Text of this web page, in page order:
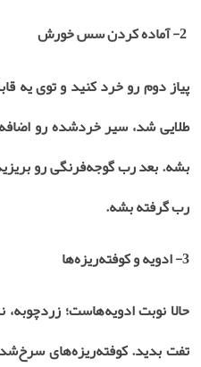
2- آماده کردن سس خورش
پیاز دوم رو خرد کنید و توی یه
طلایی شد، سیر خردشده رو
بشه. بعد رب گوجه‌فرنگی رو
رب گرفته بشه.
3- ادویه و کوفته‌ریزه‌ها
حالا نوبت ادویه‌هاست؛
تفت بدید. کوفته‌ریزه‌های